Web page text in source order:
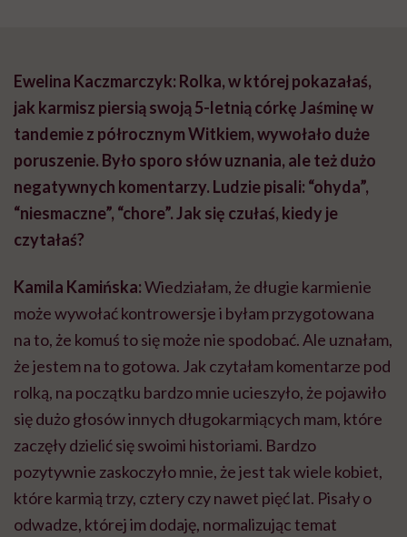
Ewelina Kaczmarczyk: Rolka, w której pokazałaś,
jak karmisz piersią swoją 5-letnią córkę Jaśminę w
tandemie z półrocznym Witkiem, wywołało duże
poruszenie. Było sporo słów uznania, ale też dużo
negatywnych komentarzy. Ludzie pisali: “ohyda”,
“niesmaczne”, “chore”. Jak się czułaś, kiedy je
czytałaś?
Kamila Kamińska:Wiedziałam, że długie karmienie
może wywołać kontrowersje i byłam przygotowana
na to, że komuś to się może nie spodobać. Ale uznałam,
że jestem na to gotowa. Jak czytałam komentarze pod
rolką, na początku bardzo mnie ucieszyło, że pojawiło
się dużo głosów innych długokarmiących mam, które
zaczęły dzielić się swoimi historiami. Bardzo
pozytywnie zaskoczyło mnie, że jest tak wiele kobiet,
które karmią trzy, cztery czy nawet pięć lat. Pisały o
odwadze, której im dodaję, normalizując temat